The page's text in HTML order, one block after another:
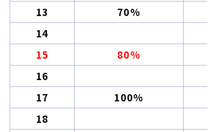
13
70%
14
15
80%
16
17
100%
18